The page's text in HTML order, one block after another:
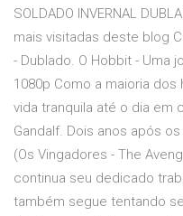
SOLDADO INVERNAL
mais visitadas deste blog
- Dublado. O Hobbit - Uma
1080p Como a maioria dos
vida tranquila até o dia em
Gandalf. Dois anos após
(Os Vingadores - The
continua seu dedicado
também segue tentando